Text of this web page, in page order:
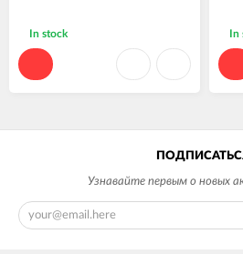
In stock In
Узнавайте первым о новых